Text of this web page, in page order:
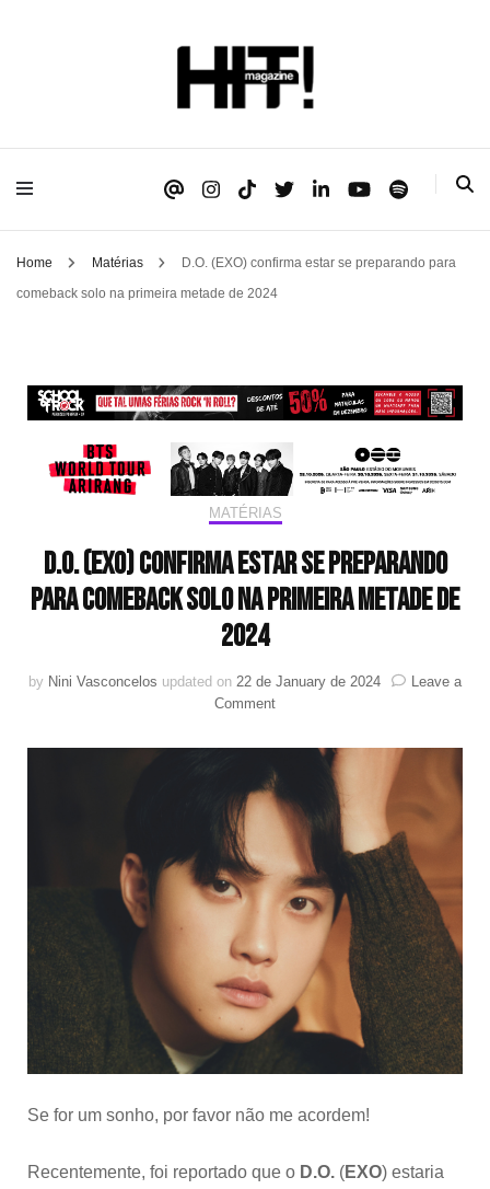
HIT!Magazine
Home Matérias
D.O. (EXO) confirma estar se preparando para
comeback solo na primeira metade de 2024
MATÉRIAS
D.O. (EXO) confirma estar se preparando
para comeback solo na primeira metade de
2024
by Nini Vasconcelos updated on 22 de January de 2024
Leave a
Commenton
(EXO)
estar
se
preparando
para
comeback
solo
na
primeira
metade
2024
Se for um sonho, por favor não me acordem!
Recentemente, foi reportado que o D.O. (EXO) estaria